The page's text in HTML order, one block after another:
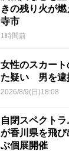
きの残り火が
寺市
1時間前
女性のスカー
た疑い 男を逮
2026/8/9(日)18:08
自閉スペクト
が香川県を飛
ぶ個展開催